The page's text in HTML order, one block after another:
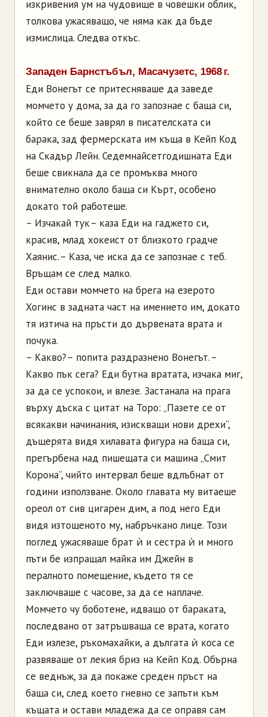
изкривения ум на чудовище в човешки облик,
толкова ужасяващо, че няма как да бъде
измислица. Следва откъс.
Западен Барнстъбъл, Масачузетс, 1968 г.
Еди Вонегът се притесняваше да заведе
момчето у дома, за да го запознае с баща си,
който се беше заврял в писателската си
барака, зад фермерската им къща в Кейп Код
на Скадър Лейн. Седемнайсетгодишната Еди
беше свикнала да се промъква много
внимателно около баща си Кърт, особено
докато той работеше.
– Изчакай тук – каза Еди на гаджето си,
красив, млад хокеист от близкото градче
Хаянис. – Каза, че иска да се запознае с теб.
Връщам се след малко.
Еди остави момчето на брега на езерото
Хогинс в задната част на имението им, докато
тя изтича на пръсти до дървената врата и
почука.
– Какво? – попита раздразнено Вонегът. –
Какво пък сега? Еди бутна вратата, изчака миг,
за да се успокои, и влезе. Застанала на прага
върху дъска с цитат на Торо: „Пазете се от
всякакви начинания, изискващи нови дрехи“,
дъщерята видя хилавата фигура на баща си,
прегърбена над пишещата си машина „Смит
Корона“, чийто интервал беше вдлъбнат от
години използване. Около главата му витаеше
ореол от сив цигарен дим, а под него Еди
видя изтощеното му, набръчкано лице. Този
поглед ужасяваше брат ѝ и сестра ѝ и много
пъти бе изпращал майка им Джейн в
пералното помещение, където тя се
заключваше с часове, за да се наплаче.
Момчето чу боботене, идващо от бараката,
последвано от затръшваща се врата, когато
Еди излезе, ръкомахайки, а дългата ѝ коса се
развяваше от лекия бриз на Кейп Код. Обърна
се веднъж, за да покаже среден пръст на
баща си, след което гневно се запъти към
къщата и остави младежа да се оправя сам